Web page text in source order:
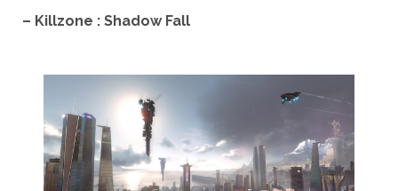
– Killzone : Shadow Fall